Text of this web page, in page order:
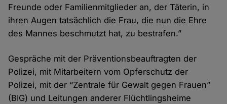
Freunde oder Familienmitglieder an, der Täterin, in
ihren Augen tatsächlich die Frau, die nun die Ehre
des Mannes beschmutzt hat, zu bestrafen.”
Gespräche mit der Präventionsbeauftragten der
Polizei, mit Mitarbeitern vom Opferschutz der
Polizei, mit der “Zentrale für Gewalt gegen Frauen”
(BIG) und Leitungen anderer Flüchtlingsheime